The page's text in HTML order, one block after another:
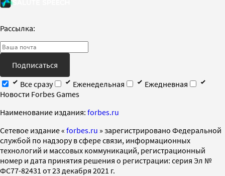
Рассылка:
Подписаться
Все сразу
Еженедельная
Ежедневная
Новости Forbes Games
Наименование издания: forbes.ru
Cетевое издание « forbes.ru » зарегистрировано Федеральной
службой по надзору в сфере связи, информационных
технологий и массовых коммуникаций, регистрационный
номер и дата принятия решения о регистрации: серия Эл №
ФС77-82431 от 23 декабря 2021 г.